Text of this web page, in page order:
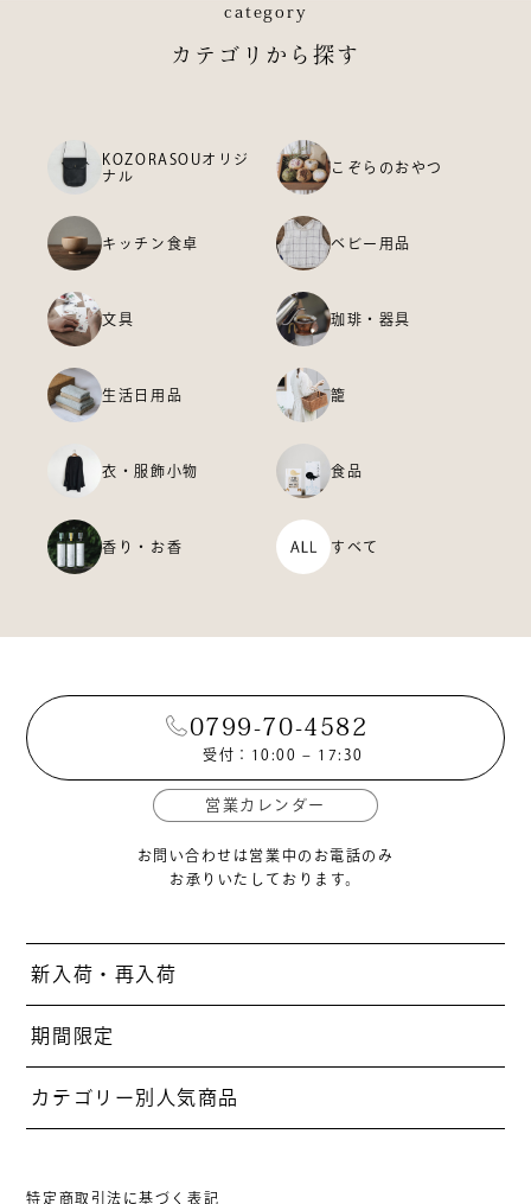
category
カテゴリから探す
KOZORASOUオリジ
ナル
こぞらのおやつ
キッチン食卓 ベビー用品
文具 珈琲・器具
生活日用品 籠
衣・服飾小物 食品
香り・お香 すべて
0799-70-4582
受付：10:00 – 17:30
営業カレンダー
お問い合わせは営業中のお電話のみ
お承りいたしております。
新入荷・再入荷
期間限定
カテゴリー別人気商品
特定商取引法に基づく表記